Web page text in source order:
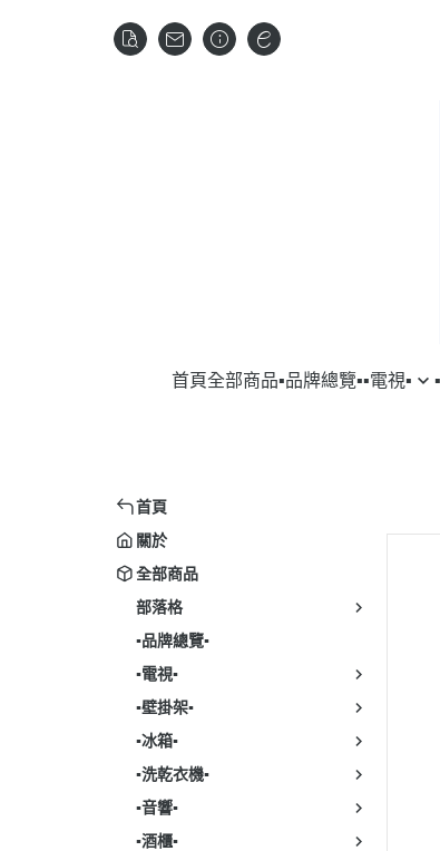
首頁全部商品▪︎品牌總覽▪︎▪︎電視▪︎
▹SAMPO｜聲寶
首頁
關於
全部商品
部落格
▪︎品牌總覽▪︎
▪︎電視▪︎
▪︎壁掛架▪︎
▪︎冰箱▪︎
▪︎洗乾衣機▪︎
▪︎音響▪︎
▪︎酒櫃▪︎